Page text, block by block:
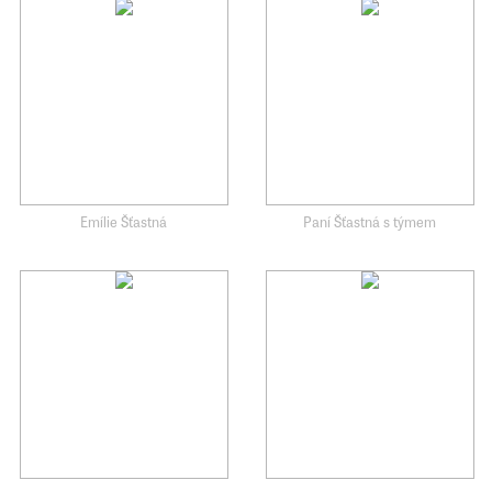
Emílie Šťastná Paní Šťastná s týmem